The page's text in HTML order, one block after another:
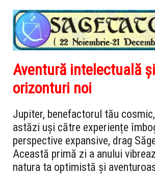
Aventură intelectuală și
orizonturi noi
Jupiter, benefactorul tău
astăzi uși către experiențe
perspective expansive, drag
Această primă zi a anului
natura ta optimistă și